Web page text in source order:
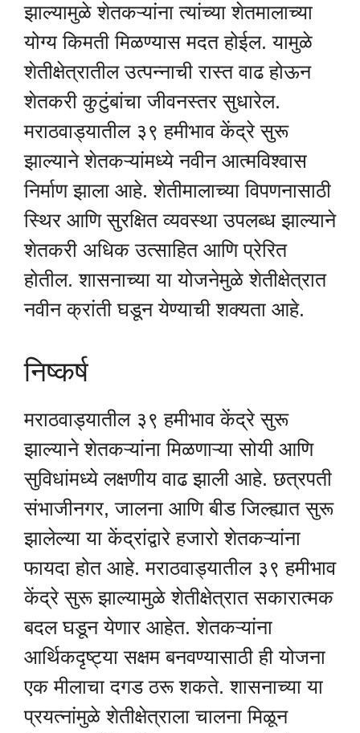
झाल्यामुळे शेतकऱ्यांना त्यांच्या शेतमालाच्या
योग्य किमती मिळण्यास मदत होईल. यामुळे
शेतीक्षेत्रातील उत्पन्नाची रास्त वाढ होऊन
शेतकरी कुटुंबांचा जीवनस्तर सुधारेल.
मराठवाड्यातील ३९ हमीभाव केंद्रे सुरू
झाल्याने शेतकऱ्यांमध्ये नवीन आत्मविश्वास
निर्माण झाला आहे. शेतीमालाच्या विपणनासाठी
स्थिर आणि सुरक्षित व्यवस्था उपलब्ध झाल्याने
शेतकरी अधिक उत्साहित आणि प्रेरित
होतील. शासनाच्या या योजनेमुळे शेतीक्षेत्रात
नवीन क्रांती घडून येण्याची शक्यता आहे.
निष्कर्ष
मराठवाड्यातील ३९ हमीभाव केंद्रे सुरू
झाल्याने शेतकऱ्यांना मिळणाऱ्या सोयी आणि
सुविधांमध्ये लक्षणीय वाढ झाली आहे. छत्रपती
संभाजीनगर, जालना आणि बीड जिल्ह्यात सुरू
झालेल्या या केंद्रांद्वारे हजारो शेतकऱ्यांना
फायदा होत आहे. मराठवाड्यातील ३९ हमीभाव
केंद्रे सुरू झाल्यामुळे शेतीक्षेत्रात सकारात्मक
बदल घडून येणार आहेत. शेतकऱ्यांना
आर्थिकदृष्ट्या सक्षम बनवण्यासाठी ही योजना
एक मीलाचा दगड ठरू शकते. शासनाच्या या
प्रयत्नांमुळे शेतीक्षेत्राला चालना मिळून